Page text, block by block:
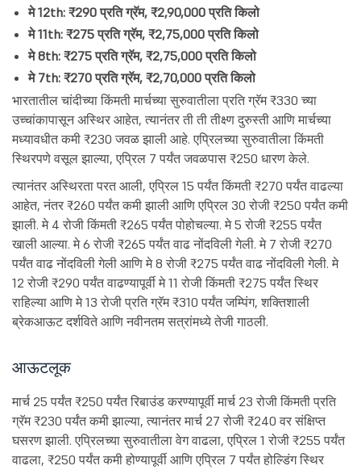
मे 12th: ₹290 प्रति ग्रॅम, ₹2,90,000 प्रति किलो
मे 11th: ₹275 प्रति ग्रॅम, ₹2,75,000 प्रति किलो
मे 8th: ₹275 प्रति ग्रॅम, ₹2,75,000 प्रति किलो
मे 7th: ₹270 प्रति ग्रॅम, ₹2,70,000 प्रति किलो
भारतातील चांदीच्या किंमती मार्चच्या सुरुवातीला प्रति ग्रॅम ₹330 च्या
उच्चांकापासून अस्थिर आहेत, त्यानंतर ती ती तीक्ष्ण दुरुस्ती आणि मार्चच्या
मध्यावधीत कमी ₹230 जवळ झाली आहे. एप्रिलच्या सुरुवातीला किंमती
स्थिरपणे वसूल झाल्या, एप्रिल 7 पर्यंत जवळपास ₹250 धारण केले.
त्यानंतर अस्थिरता परत आली, एप्रिल 15 पर्यंत किंमती ₹270 पर्यंत वाढल्या
आहेत, नंतर ₹260 पर्यंत कमी झाली आणि एप्रिल 30 रोजी ₹250 पर्यंत कमी
झाली. मे 4 रोजी किंमती ₹265 पर्यंत पोहोचल्या. मे 5 रोजी ₹255 पर्यंत
खाली आल्या. मे 6 रोजी ₹265 पर्यंत वाढ नोंदविली गेली. मे 7 रोजी ₹270
पर्यंत वाढ नोंदविली गेली आणि मे 8 रोजी ₹275 पर्यंत वाढ नोंदविली गेली. मे
12 रोजी ₹290 पर्यंत वाढण्यापूर्वी मे 11 रोजी किंमती ₹275 पर्यंत स्थिर
राहिल्या आणि मे 13 रोजी प्रति ग्रॅम ₹310 पर्यंत जम्पिंग, शक्तिशाली
ब्रेकआऊट दर्शविते आणि नवीनतम सत्रांमध्ये तेजी गाठली.
आऊटलूक
मार्च 25 पर्यंत ₹250 पर्यंत रिबाउंड करण्यापूर्वी मार्च 23 रोजी किंमती प्रति
ग्रॅम ₹230 पर्यंत कमी झाल्या, त्यानंतर मार्च 27 रोजी ₹240 वर संक्षिप्त
घसरण झाली. एप्रिलच्या सुरुवातीला वेग वाढला, एप्रिल 1 रोजी ₹255 पर्यंत
वाढला, ₹250 पर्यंत कमी होण्यापूर्वी आणि एप्रिल 7 पर्यंत होल्डिंग स्थिर